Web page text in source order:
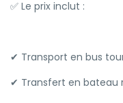
✅ Le prix inclut :
✔ Transport en bus
✔ Transfert en bateau